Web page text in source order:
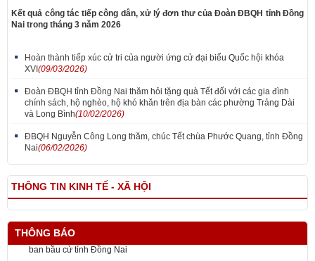
Kết quả công tác tiếp công dân, xử lý đơn thư của Đoàn ĐBQH tỉnh Đồng
Nai trong tháng 3 năm 2026
Hoàn thành tiếp xúc cử tri của người ứng cử đại biểu Quốc hội khóa
XVI (09/03/2026)
Đoàn ĐBQH tỉnh Đồng Nai thăm hỏi tặng quà Tết đối với các gia đình
chính sách, hộ nghèo, hộ khó khăn trên địa bàn các phường Trảng Dài
và Long Bình(10/02/2026)
ĐBQH Nguyễn Công Long thăm, chúc Tết chùa Phước Quang, tỉnh Đồng
Nai(06/02/2026)
THÔNG TIN KINH TẾ - XÃ HỘI
THÔNG BÁO
Những quy định nào áp dụng tại phòng bỏ phiếu bầu cử